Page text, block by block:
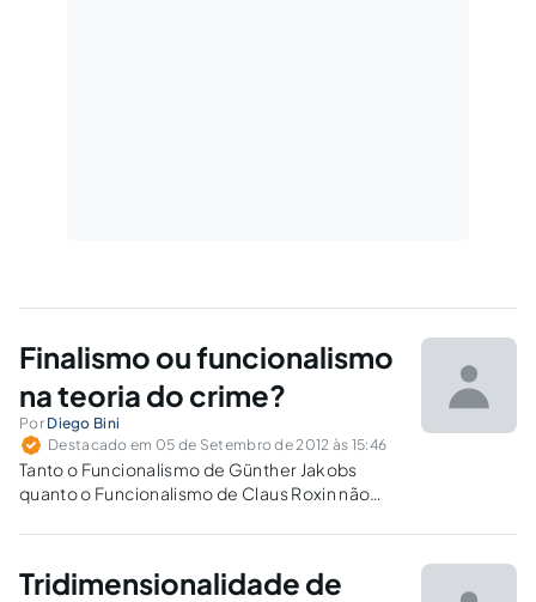
Finalismo ou funcionalismo
na teoria do crime?
Por Diego Bini
Destacado em 05 de Setembro de 2012 às 15:46
Tanto o Funcionalismo de Günther Jakobs
quanto o Funcionalismo de Claus Roxin não
fundamentadora da teoria do crime.
Tridimensionalidade de